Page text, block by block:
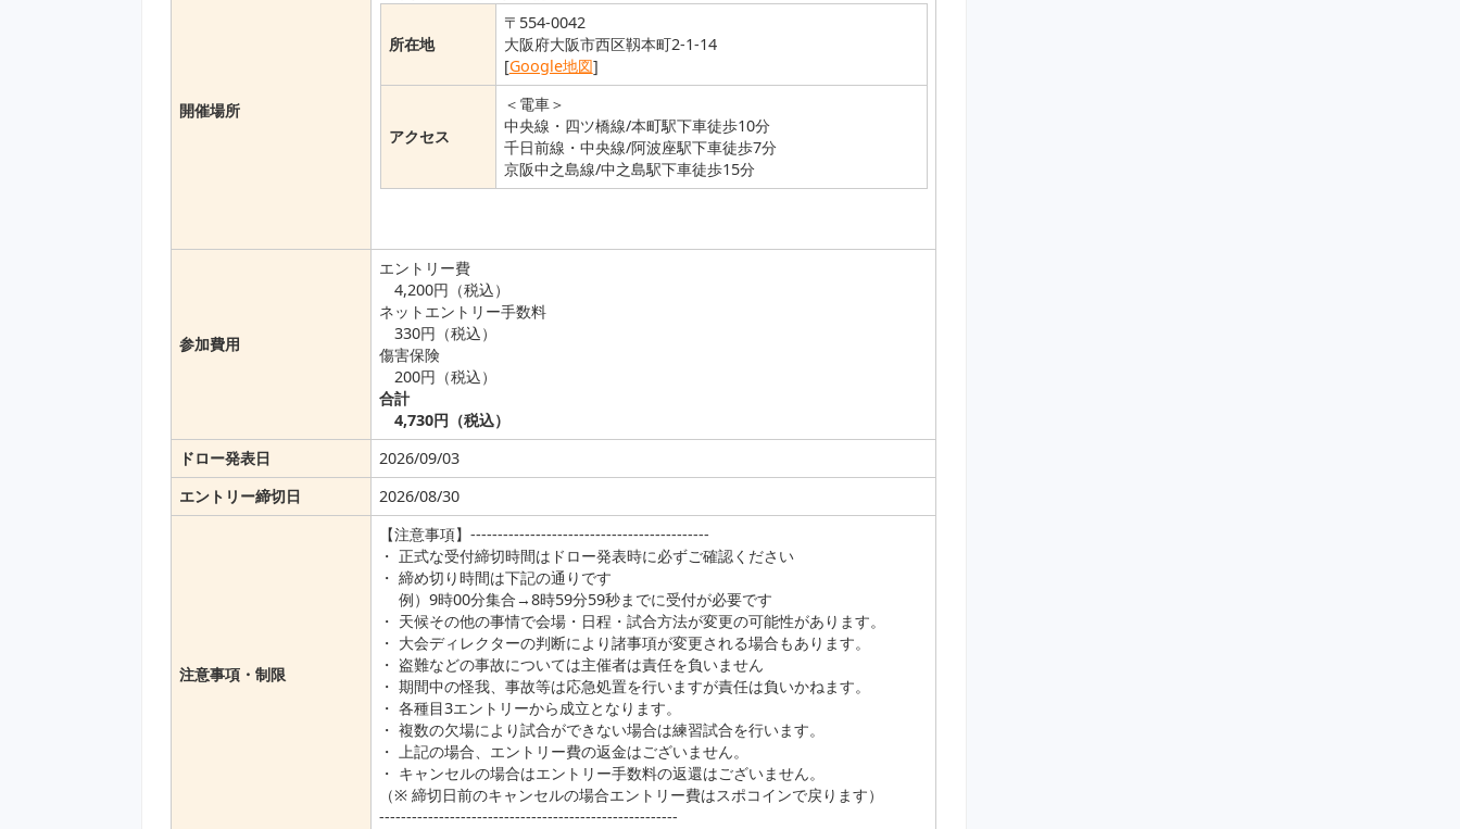
開催場所
所在地
〒554-0042
大阪府大阪市西区靱本町2-1-14
[Google地図]
アクセス
＜電車＞
中央線・四ツ橋線/本町駅下車徒歩10分
千日前線・中央線/阿波座駅下車徒歩7分
京阪中之島線/中之島駅下車徒歩15分
参加費用
エントリー費
4,200円（税込）
ネットエントリー手数料
330円（税込）
傷害保険
200円（税込）
合計
4,730円（税込）
ドロー発表日
2026/09/03
エントリー締切日
2026/08/30
注意事項・制限
【注意事項】--------------------------------------------
・ 正式な受付締切時間はドロー発表時に必ずご確認ください
・ 締め切り時間は下記の通りです
例）9時00分集合→8時59分59秒までに受付が必要です
・ 天候その他の事情で会場・日程・試合方法が変更の可能性があります。
・ 大会ディレクターの判断により諸事項が変更される場合もあります。
・ 盗難などの事故については主催者は責任を負いません
・ 期間中の怪我、事故等は応急処置を行いますが責任は負いかねます。
・ 各種目3エントリーから成立となります。
・ 複数の欠場により試合ができない場合は練習試合を行います。
・ 上記の場合、エントリー費の返金はございません。
・ キャンセルの場合はエントリー手数料の返還はございません。
（※ 締切日前のキャンセルの場合エントリー費はスポコインで戻ります）
-------------------------------------------------------